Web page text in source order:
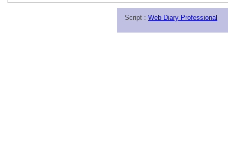
Script : Web Diary Professional